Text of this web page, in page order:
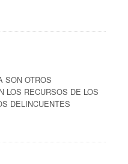
SON OTROS
LOS RECURSOS DE LOS
DELINCUENTES